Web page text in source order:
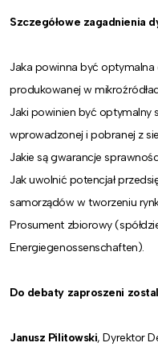
Szczegółowe zagadnienia
Jaka powinna być optymalna
produkowanej w
Jaki powinien być optymalny
wprowadzonej i pobranej z
Jakie są gwarancje
Jak uwolnić potencjał
samorządów w tworzeniu
Prosument zbiorowy
Energiegenossenschaften).
Do debaty zaproszeni
Janusz Pilitowski, Dyrektor